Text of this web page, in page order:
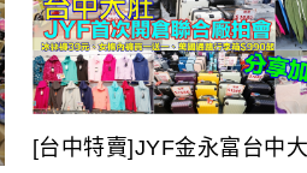
[台中特賣]JYF金永富台中